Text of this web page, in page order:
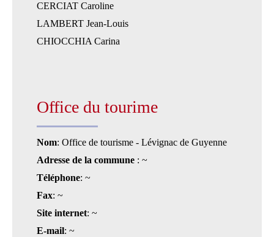
CERCIAT Caroline
LAMBERT Jean-Louis
CHIOCCHIA Carina
Office du tourime
Nom: Office de tourisme - Lévignac de Guyenne
Adresse de la commune : ~
Téléphone: ~
Fax: ~
Site internet: ~
E-mail: ~